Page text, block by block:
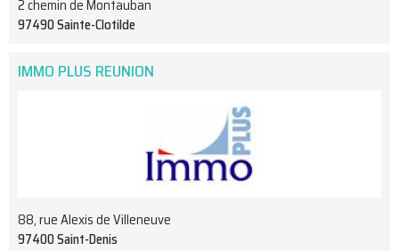
2 chemin de Montauban
97490 Sainte-Clotilde
IMMO PLUS REUNION
88, rue Alexis de Villeneuve
97400 Saint-Denis